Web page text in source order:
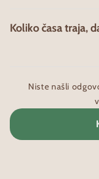
pridobi več
del procesa
Koliko časa traja,
delujejo
Niste našli